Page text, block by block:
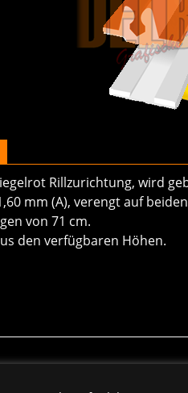
Rillzurichtung, wird
mm (A), verengt auf
von 71 cm.
den verfügbaren Höhen.